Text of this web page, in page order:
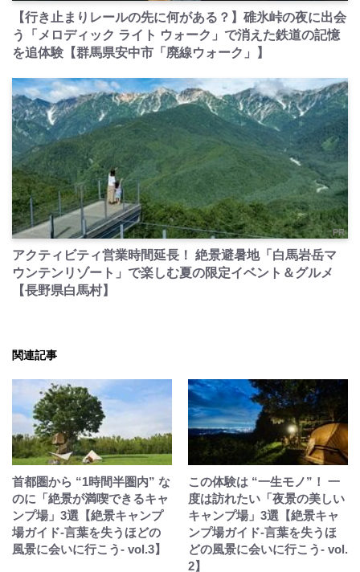
【行き止まりレールの先に何がある？】碓氷峠の夜に出会
う「メロディック ライト ウォーク」で消えた鉄道の記憶
を追体験【群馬県安中市「廃線ウォーク」】
PR
アクティビティ営業時間延長！ 絶景避暑地「白馬岩岳マ
ウンテンリゾート」で楽しむ夏の限定イベント＆グルメ
【長野県白馬村】
関連記事
首都圏から “1時間半圏内” な
のに「絶景が満喫できるキャ
ンプ場」3選【絶景キャンプ
場ガイド-言葉を失うほどの
風景に会いに行こう- vol.3】
この体験は “一生モノ”！ 一
度は訪れたい「夜景の美しい
キャンプ場」3選【絶景キャ
ンプ場ガイド-言葉を失うほ
どの風景に会いに行こう- vol.
2】